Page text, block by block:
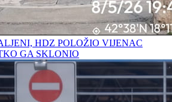
HDZ POLOŽIO VIJENAC
GA SKLONIO